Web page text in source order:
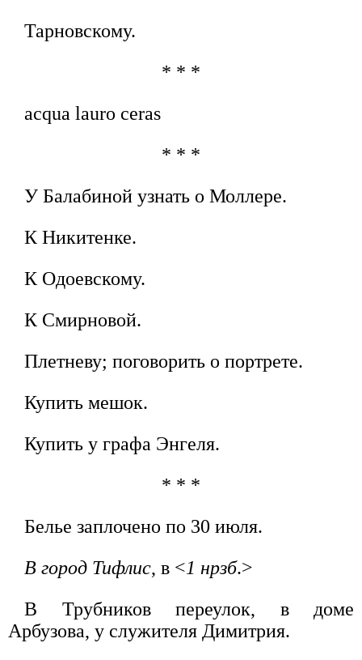
Тарновскому.
* * *
acqua lauro ceras
* * *
У Балабиной узнать о Моллере.
К Никитенке.
К Одоевскому.
К Смирновой.
Плетневу; поговорить о портрете.
Купить мешок.
Купить у графа Энгеля.
* * *
Белье заплочено по 30 июля.
В город Тифлис, в <1 нрзб.>
В Трубников переулок, в доме
Арбузова, у служителя Димитрия.